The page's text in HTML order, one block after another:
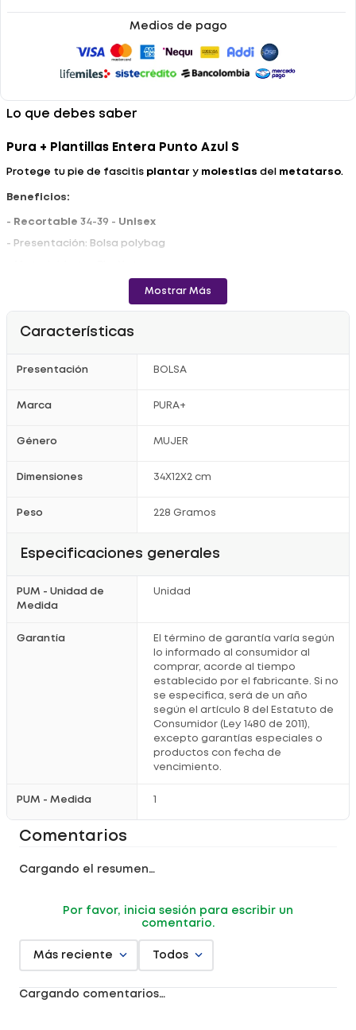
Medios de pago
Lo que debes saber
Pura + Plantillas Entera Punto Azul S
Protege tu pie de fascitis plantar y molestias del metatarso.
Beneficios:
- Recortable 34-39 - Unisex
- Presentación: Bolsa polybag
- Uso diario
- Color: Blanco y azul
Mostrar Más
Características
Presentación BOLSA
Marca PURA+
Género MUJER
Dimensiones 34X12X2 cm
Peso 228 Gramos
Especificaciones generales
PUM - Unidad de
Medida
Unidad
Garantía
El término de garantía varía según
lo informado al consumidor al
comprar, acorde al tiempo
establecido por el fabricante. Si no
se especifica, será de un año
según el artículo 8 del Estatuto de
Consumidor (Ley 1480 de 2011),
excepto garantías especiales o
productos con fecha de
vencimiento.
PUM - Medida
Comentarios
Cargando el resumen…
Por favor, inicia sesión para escribir un
comentario.
Más reciente Todos
Cargando comentarios…